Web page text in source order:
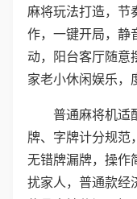
麻将玩法打造，节
作，一键开局，静
动，阳台客厅随意
家老小休闲娱乐，
普通麻将机适
牌、字牌计分规范
无错牌漏牌，操作
扰家人，普通款经